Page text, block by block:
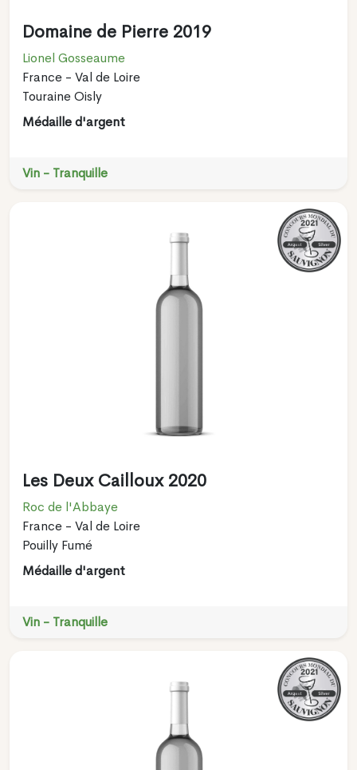
Domaine de Pierre 2019
Lionel Gosseaume
France - Val de Loire
Touraine Oisly
Médaille d'argent
Vin - Tranquille
Les Deux Cailloux 2020
Roc de l'Abbaye
France - Val de Loire
Pouilly Fumé
Médaille d'argent
Vin - Tranquille